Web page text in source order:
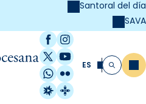
Santoral del día
SAVA
Facebook
Instagram
X / Twitter
YouTube
WhatsApp
Flickr
Radio Estel
Catalunya
ES Buscar